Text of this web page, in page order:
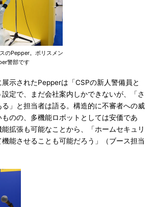
のPepper。ポリスメン
警部です
示されたPepperは「CSPの新人警備員と
定で、まだ会社案内しかできないが、「さ
る」と担当者は語る。構造的に不審者への威
のの、多機能ロボットとしては安価であ
拡張も可能なことから、「ホームセキュリ
能させることも可能だろう」（ブース担当